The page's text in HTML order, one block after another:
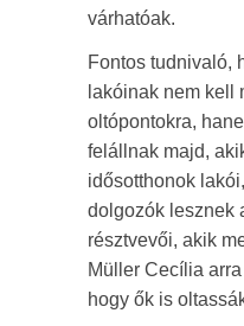
várhatóak.
Fontos tudnivaló,
lakóinak nem kell
oltópontokra,
felállnak majd,
idősotthonok
dolgozók lesznek
résztvevői, akik
Müller Cecília
hogy ők is